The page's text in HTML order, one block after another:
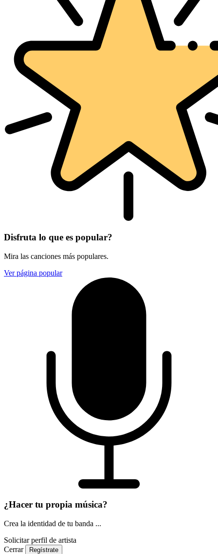
Disfruta lo que es popular?
Mira las canciones más populares.
Ver página popular
¿Hacer tu propia música?
Crea la identidad de tu banda ...
Solicitar perfil de artista
Cerrar
Regístrate